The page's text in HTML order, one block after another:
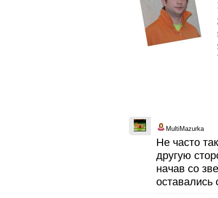
MultiMazurka
Не часто
другую
начав со
оставались